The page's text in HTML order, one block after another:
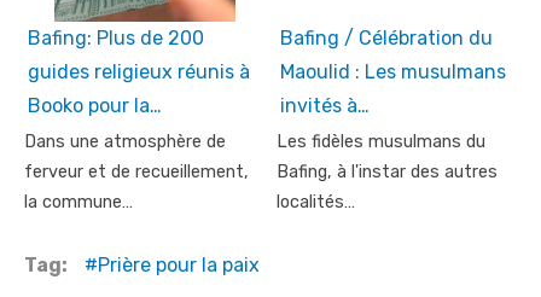
Bafing: Plus de 200
guides religieux réunis à
Booko pour la…
Dans une atmosphère de
ferveur et de recueillement,
la commune…
Bafing / Célébration du
Maoulid : Les musulmans
invités à…
Les fidèles musulmans du
Bafing, à l'instar des autres
localités…
Tag: Prière pour la paix